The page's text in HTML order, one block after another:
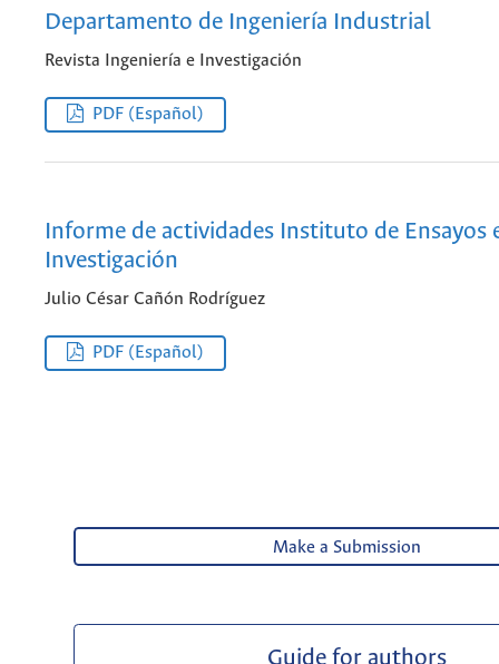
Departamento de Ingeniería Industrial
Revista Ingeniería e Investigación
PDF (Español)
Informe de actividades Instituto de Ensayos
Investigación
Julio César Cañón Rodríguez
PDF (Español)
Make a Submission
Guide for authors